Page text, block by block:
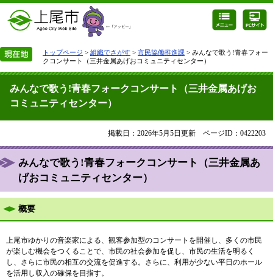
トップページ > 組織でさがす > 市民協働推進課 > みんなで歌う!青春フォー
クコンサート（三井金属あげおコミュニティセンター）
みんなで歌う!青春フォークコンサート（三井金属あげお
コミュニティセンター）
掲載日：2026年5月5日更新 ページID：0422203
みんなで歌う!青春フォークコンサート（三井金属あ
げおコミュニティセンター）
概要
上尾市ゆかりの音楽家による、観客参加型のコンサートを開催し、多くの市民
が楽しむ機会をつくることで、市民の社会参加を促し、市民の生活を明るく
し、さらに市民の相互の交流を促進する。さらに、利用が少ない平日のホール
を活用し収入の確保を目指す。